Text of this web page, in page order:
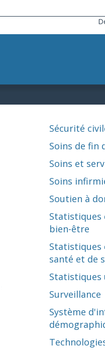
Sécurité
Soins de fin
Soins et
Soins
Soutien à
Statistiques
bien-être
Statistiques
santé et de
Statistiques
Surveillance
Système